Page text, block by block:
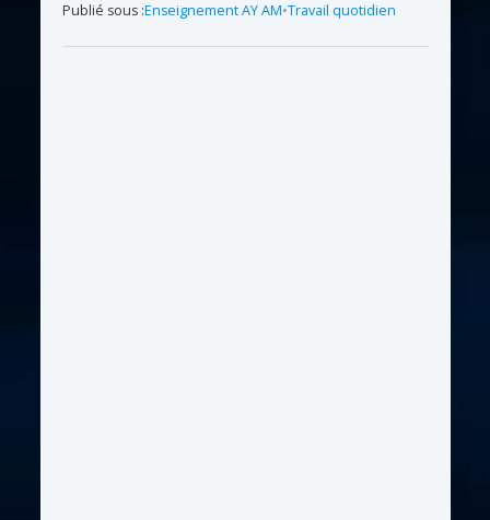
Publié sous :Enseignement AY AM•Travail quotidien